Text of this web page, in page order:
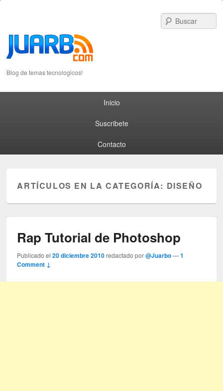
Blog de temas tecnologicos!
Inicio
Suscribete
Contacto
ARTÍCULOS EN LA CATEGORÍA: DISEÑO
Rap Tutorial de Photoshop
Publicado el20 diciembre 2010 redactado por@Juarbo —1
Comment ↓